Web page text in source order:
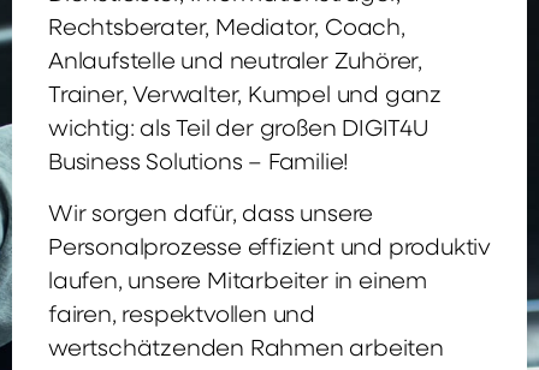
Rechtsberater, Mediator, Coach,
Anlaufstelle und neutraler Zuhörer,
Trainer, Verwalter, Kumpel und ganz
wichtig: als Teil der großen DIGIT4U
Business Solutions – Familie!
Wir sorgen dafür, dass unsere
Personalprozesse effizient und produktiv
laufen, unsere Mitarbeiter in einem
fairen, respektvollen und
wertschätzenden Rahmen arbeiten